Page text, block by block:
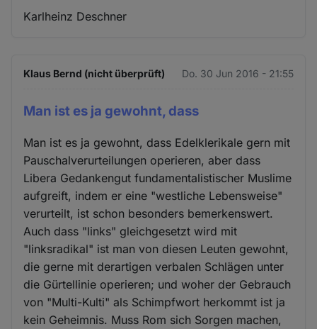
Karlheinz Deschner
Klaus Bernd (nicht überprüft) Do. 30 Jun 2016 - 21:55
Man ist es ja gewohnt, dass
Man ist es ja gewohnt, dass Edelklerikale gern mit
Pauschalverurteilungen operieren, aber dass
Libera Gedankengut fundamentalistischer Muslime
aufgreift, indem er eine "westliche Lebensweise"
verurteilt, ist schon besonders bemerkenswert.
Auch dass "links" gleichgesetzt wird mit
"linksradikal" ist man von diesen Leuten gewohnt,
die gerne mit derartigen verbalen Schlägen unter
die Gürtellinie operieren; und woher der Gebrauch
von "Multi-Kulti" als Schimpfwort herkommt ist ja
kein Geheimnis. Muss Rom sich Sorgen machen,